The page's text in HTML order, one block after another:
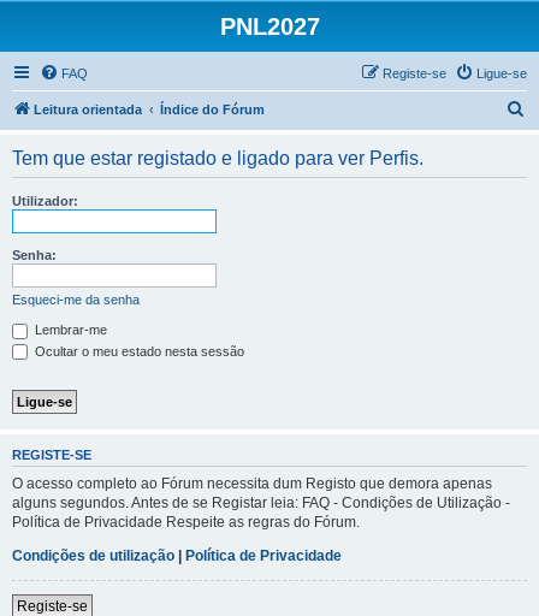
PNL2027
FAQ Ligue-se
Registe-se
Leitura orientada Índice do Fórum
Tem que estar registado e ligado para ver Perfis.
Utilizador:
Senha:
Esqueci-me da senha
Lembrar-me
Ocultar o meu estado nesta sessão
REGISTE-SE
O acesso completo ao Fórum necessita dum Registo que demora apenas
alguns segundos. Antes de se Registar leia: FAQ - Condições de Utilização -
Política de Privacidade Respeite as regras do Fórum.
Condições de utilização | Política de Privacidade
Registe-se